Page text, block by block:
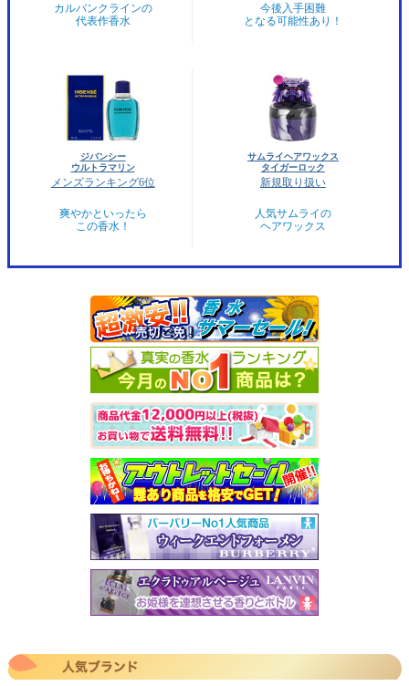
カルバンクラインの
代表作香水
今後入手困難
となる可能性あり！
ジバンシー
ウルトラマリン
メンズランキング6位
爽やかといったら
この香水！
サムライヘアワックス
タイガーロック
新規取り扱い
人気サムライの
ヘアワックス